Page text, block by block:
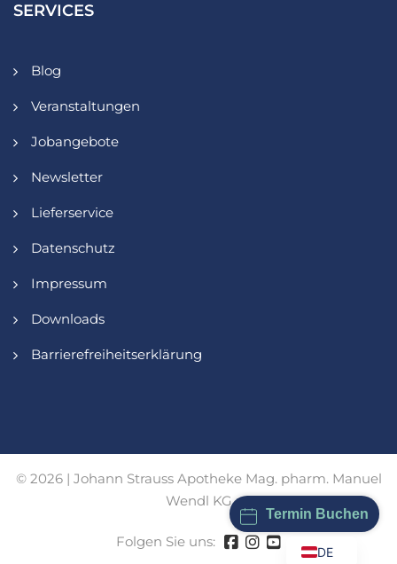
SERVICES
Blog
Veranstaltungen
Jobangebote
Newsletter
Lieferservice
Datenschutz
Impressum
Downloads
Barrierefreiheitserklärung
© 2026 | Johann Strauss Apotheke Mag. pharm. Manuel
Wendl KG
Folgen Sie uns:
DE
Termin Buchen